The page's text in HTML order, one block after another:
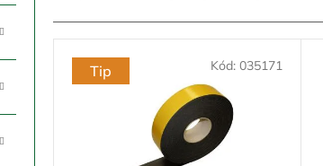
e
Tip Kód: 035171